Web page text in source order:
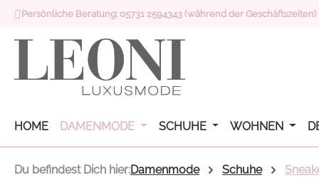
Hauptinhalt springen
Zur Suche springen
Zur Hauptnavigation springen
Persönliche Beratung: 05731 2594343 (während der Geschäftszeiten)
HOME DAMENMODE SCHUHE WOHNEN
Du befindest Dich hier:Damenmode Schuhe